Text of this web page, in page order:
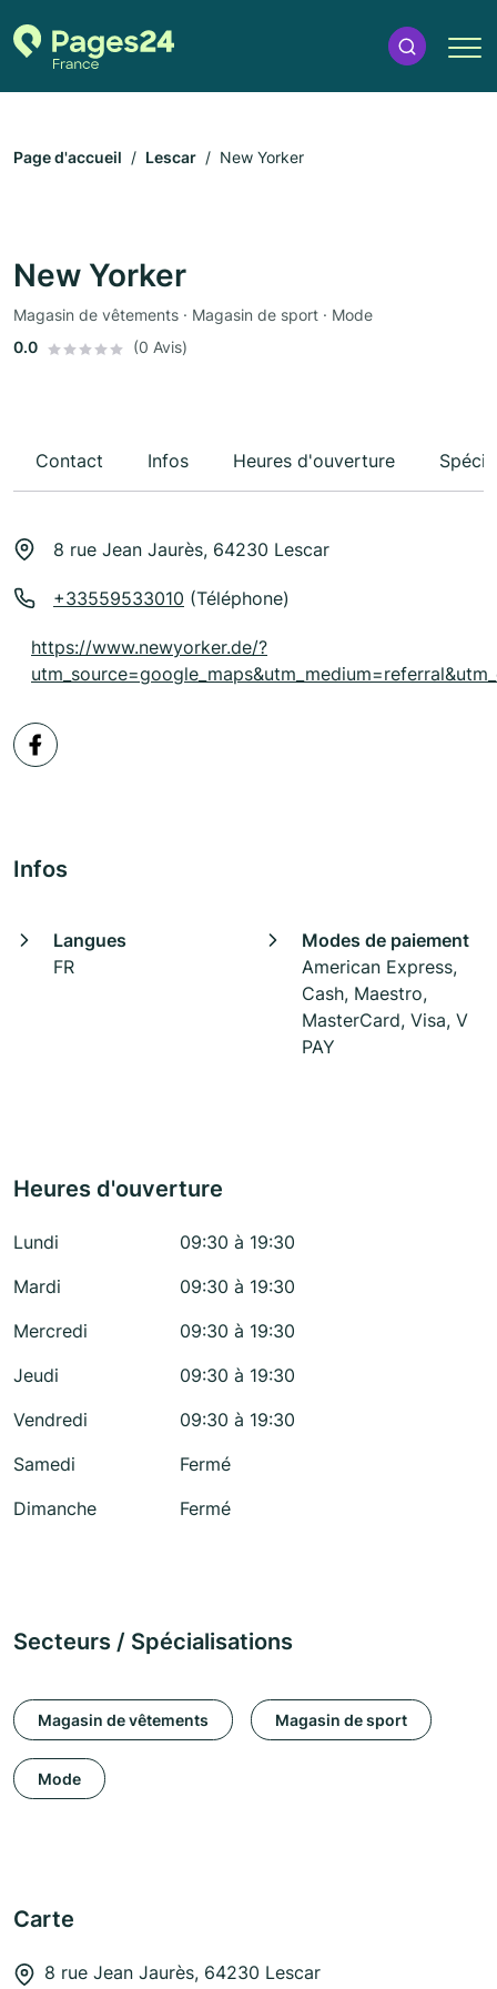
Page d'accueil Lescar New Yorker
New Yorker
Magasin de vêtements · Magasin de sport · Mode
0.0
(0 Avis)
Contact Infos Heures d'ouverture
8 rue Jean Jaurès, 64230 Lescar
+33559533010 (Téléphone)
https://www.newyorker.de/?
Infos
Langues
FR
Modes de paiement
American Express,
Cash, Maestro,
MasterCard, Visa, V
PAY
Heures d'ouverture
Lundi
09:30 à 19:30
Mardi
09:30 à 19:30
Mercredi
09:30 à 19:30
Jeudi
09:30 à 19:30
Vendredi
09:30 à 19:30
Samedi
Fermé
Dimanche
Fermé
Secteurs / Spécialisations
Magasin de vêtements Magasin de sport
Mode
Carte
8 rue Jean Jaurès, 64230 Lescar